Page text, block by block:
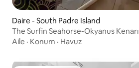
Daire - South Padre Island
The Surfin Seahorse-Okyanus Kenarı
Aile · Konum · Havuz